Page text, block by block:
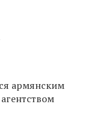
армянским